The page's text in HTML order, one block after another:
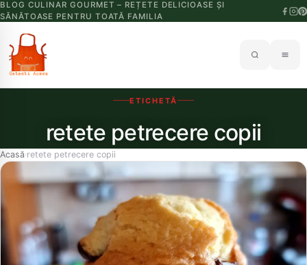
BLOG CULINAR GOURMET – REȚETE DELICIOASE ȘI
SĂNĂTOASE PENTRU TOATĂ FAMILIA
ETICHETĂ
retete petrecere copii
Acasă›retete petrecere copii